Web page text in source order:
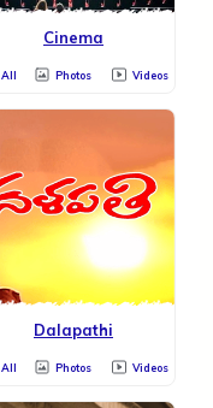
Cinema
All Photos Videos
Dalapathi
All Photos Videos